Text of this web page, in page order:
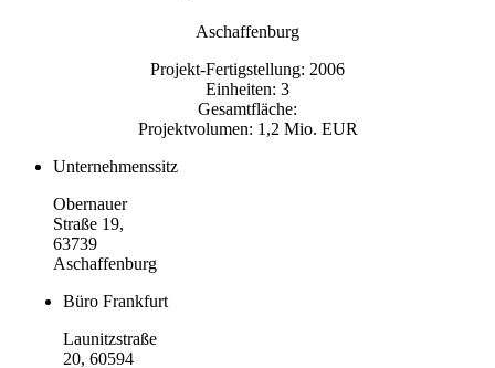
Aschaffenburg
Projekt-Fertigstellung: 2006
Einheiten: 3
Gesamtfläche:
Projektvolumen: 1,2 Mio. EUR
Unternehmenssitz
Obernauer
Straße 19,
63739
Aschaffenburg
Büro Frankfurt
Launitzstraße
20, 60594